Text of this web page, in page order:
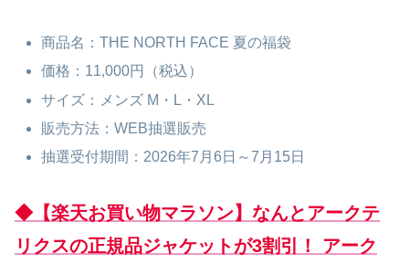
商品名：THE NORTH FACE 夏の福袋
価格：11,000円（税込）
サイズ：メンズ M・L・XL
販売方法：WEB抽選販売
抽選受付期間：2026年7月6日～7月15日
◆【楽天お買い物マラソン】なんとアークテ
リクスの正規品ジャケットが3割引！ アーク